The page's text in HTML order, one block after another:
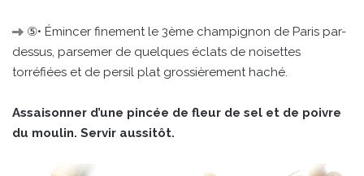
⑤• Émincer finement le 3ème champignon de Paris par-
dessus, parsemer de quelques éclats de noisettes
torréfiées et de persil plat grossièrement haché.
Assaisonner d’une pincée de fleur de sel et de poivre
du moulin. Servir aussitôt.